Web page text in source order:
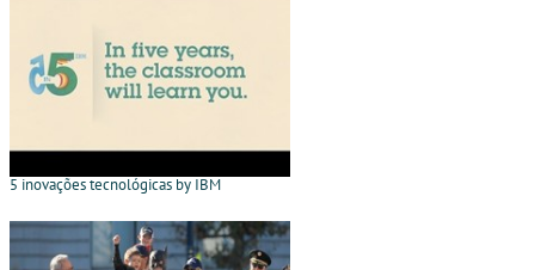
5 inovações tecnológicas by IBM